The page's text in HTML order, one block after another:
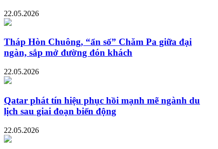
22.05.2026
Tháp Hòn Chuông, “ẩn số” Chăm Pa giữa đại
ngàn, sắp mở đường đón khách
22.05.2026
Qatar phát tín hiệu phục hồi mạnh mẽ ngành du
lịch sau giai đoạn biến động
22.05.2026